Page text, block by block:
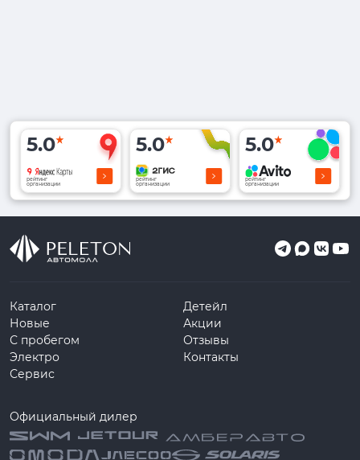
5.0
рейтинг
организации
5.0
рейтинг
организации
5.0
рейтинг
организации
Каталог
Новые
С пробегом
Электро
Сервис
Детейл
Акции
Отзывы
Контакты
Официальный дилер